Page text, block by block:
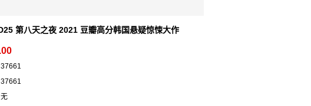
第八天之夜 2021 豆瓣高分韩国悬疑惊悚大作
37661
37661
无